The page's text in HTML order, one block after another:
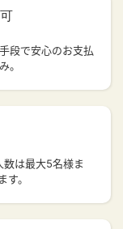
段で安心のお支払
。
は最大5名様ま
。